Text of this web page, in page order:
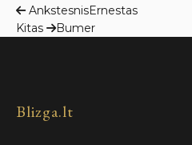
Navigacija
tarp
AnkstesnisErnestas
Kitas
Bumer
Blizga.lt